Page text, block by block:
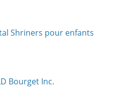
Shriners pour enfants
Bourget Inc.